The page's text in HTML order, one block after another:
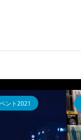
ント2021